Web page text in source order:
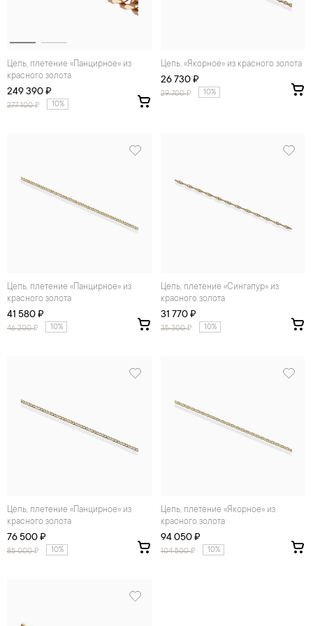
Цепь, плетение «Панцирное» из
красного золота
249 390 ₽
277 100₽ 10%
Цепь, «Якорное» из красного золота
26 730 ₽
29 700₽ 10%
Цепь, плетение «Панцирное» из
красного золота
41 580 ₽
46 200₽ 10%
Цепь, плетение «Сингапур» из
красного золота
31 770 ₽
35 300₽ 10%
Цепь, плетение «Панцирное» из
красного золота
76 500 ₽
85 000₽ 10%
Цепь, плетение «Якорное» из
красного золота
94 050 ₽
104 500₽ 10%